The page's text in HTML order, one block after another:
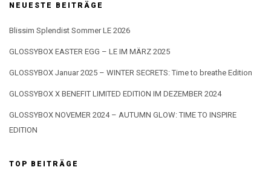
NEUESTE BEITRÄGE
Blissim Splendist Sommer LE 2026
GLOSSYBOX EASTER EGG – LE IM MÄRZ 2025
GLOSSYBOX Januar 2025 – WINTER SECRETS: Time to breathe Edition
GLOSSYBOX X BENEFIT LIMITED EDITION IM DEZEMBER 2024
GLOSSYBOX NOVEMER 2024 – AUTUMN GLOW: TIME TO INSPIRE
EDITION
TOP BEITRÄGE